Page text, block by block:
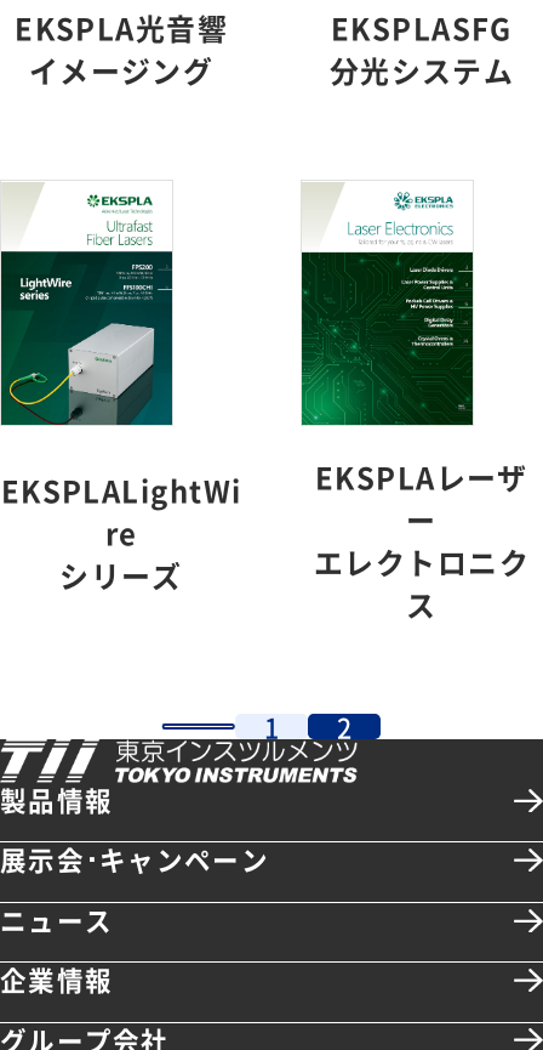
EKSPLA光音響
イメージング
EKSPLASFG
分光システム
EKSPLALightWi
re
シリーズ
EKSPLAレーザ
ー
エレクトロニク
ス
1
2
製品情報
展示会･キャンペーン
ニュース
企業情報
グループ会社